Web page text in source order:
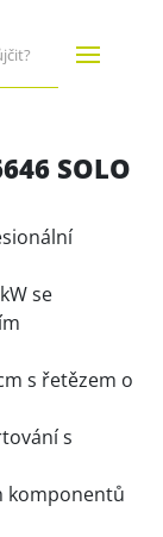
SOLO
se
s řetězem o
s
komponentů